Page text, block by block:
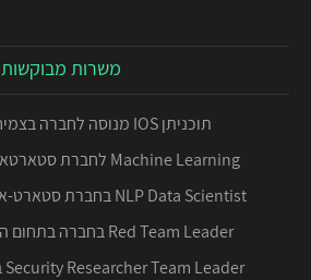
משרות מבוקשות
תוכניתן IOS מנוסה לחברה בצמיחה מטאורית
Machine Learning לחברת סטארטאפ בעולם הרפואי
NLP Data Scientist בחברת סטארט-אפ ממומנת ויציבה
Red Team Leader בחברה בתחום ה-Cyber ההגנתי
Security Researcher Team Leader בחברה טכנולוגית